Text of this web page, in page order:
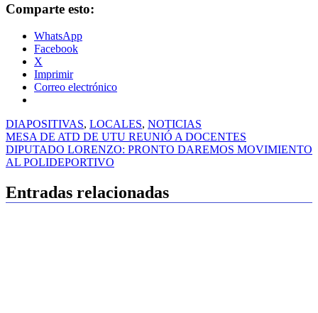
Comparte esto:
WhatsApp
Facebook
X
Imprimir
Correo electrónico
DIAPOSITIVAS, LOCALES, NOTICIAS
Navegación
de
MESA DE ATD DE UTU REUNIÓ A DOCENTES
DIPUTADO LORENZO: PRONTO DAREMOS MOVIMIENTO
AL POLIDEPORTIVO
Entradas relacionadas